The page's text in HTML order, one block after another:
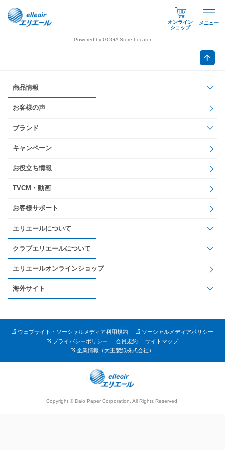
オンライン
ショップ
メニュー
Powered by GOGA Store Locator
商品情報
お客様の声
ブランド
キャンペーン
お役立ち情報
TVCM・動画
お客様サポート
エリエールについて
クラブエリエールについて
エリエールオンラインショップ
海外サイト
ウェブサイト・ソーシャルメディア利用規約
ソーシャルメディアポリシー
プライバシーポリシー
会員規約
サイトマップ
企業情報（大王製紙株式会社）
Copyright © Daio Paper Corporation. All Rights Reserved.